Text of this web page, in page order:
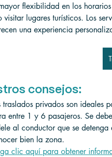
flexibilidad en los
visitar lugares turísticos. Los
una experiencia
consejos:
traslados privados son ideales
entre 1 y 6 pasajeros. Se
al conductor que se
bien la zona.
clic aquí para obtener